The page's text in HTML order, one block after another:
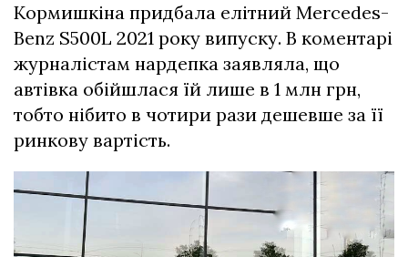
Кормишкіна придбала елітний Mercedes-
Benz S500L 2021 року випуску. В коментарі
журналістам нардепка заявляла, що
автівка обійшлася їй лише в 1 млн грн,
тобто нібито в чотири рази дешевше за її
ринкову вартість.